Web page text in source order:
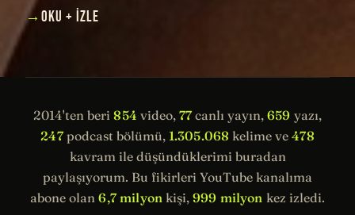
→ OKU + İZLE
2014'ten beri854 video, 77canlı yayın,659 yazı,
247podcast bölümü, 1.305.068 kelime ve478
kavram ile düşündüklerimi buradan
paylaşıyorum. Bu fikirleri YouTube kanalıma
abone olan6,7 milyon kişi, 999 milyon kez izledi.